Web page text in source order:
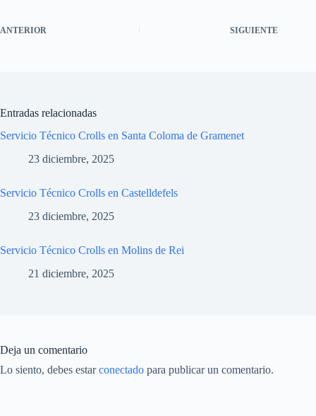
ANTERIOR SIGUIENTE
Entradas relacionadas
Servicio Técnico Crolls en Santa Coloma de Gramenet
23 diciembre, 2025
Servicio Técnico Crolls en Castelldefels
23 diciembre, 2025
Servicio Técnico Crolls en Molins de Rei
21 diciembre, 2025
Deja un comentario
Lo siento, debes estarconectado para publicar un comentario.